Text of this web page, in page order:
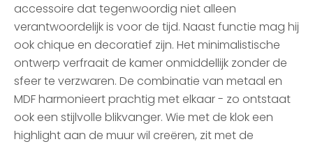
accessoire dat tegenwoordig niet alleen
verantwoordelijk is voor de tijd. Naast functie mag hij
ook chique en decoratief zijn. Het minimalistische
ontwerp verfraait de kamer onmiddellijk zonder de
sfeer te verzwaren. De combinatie van metaal en
MDF harmonieert prachtig met elkaar - zo ontstaat
ook een stijlvolle blikvanger. Wie met de klok een
highlight aan de muur wil creëren, zit met de